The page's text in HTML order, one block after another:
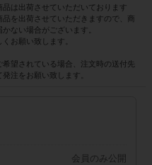
は出荷させていただいております
品を出荷させていただきますので、商
ない場合がございます。
お願い致します。
望されている場合、注文時の送付先
注をお願い致します。
会員のみ公開